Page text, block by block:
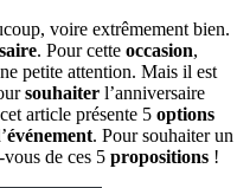
voire extrêmement bien.
. Pour cette occasion,
petite attention. Mais il est
souhaiter l’anniversaire
article présente 5 options
événement. Pour souhaiter un
de ces 5 propositions !